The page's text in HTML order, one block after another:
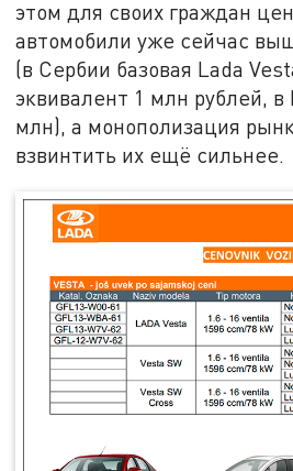
этом для своих граждан
автомобили уже сейчас
(в Сербии базовая Lada
эквивалент 1 млн рублей,
млн), а монополизация
взвинтить их ещё сильнее.